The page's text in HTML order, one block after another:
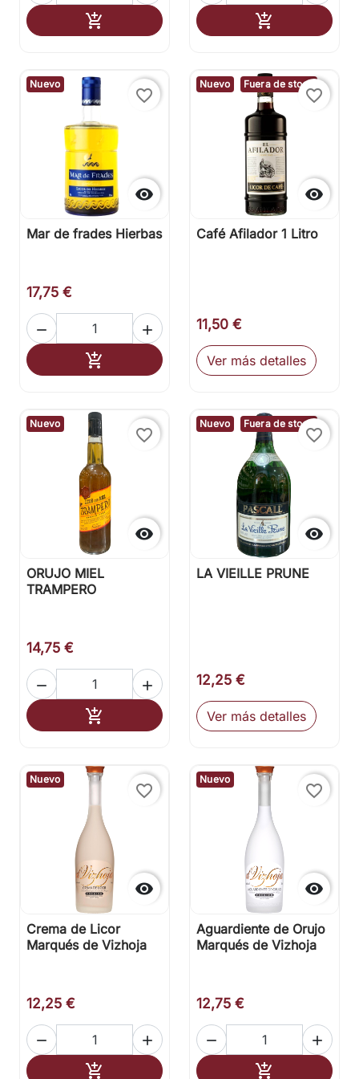
 Añadir al carrito  Añadir al
Nuevo

favorite_border
Mar de frades Hierbas
17,75 €
 
 Añadir al carrito
Nuevo Fuera de stock

favorite_border
Café Afilador 1 Litro
11,50 €
Ver más detalles
Nuevo

favorite_border
ORUJO MIEL
TRAMPERO
14,75 €
 
 Añadir al carrito
Nuevo Fuera de stock

favorite_border
LA VIEILLE PRUNE
12,25 €
Ver más detalles
Nuevo

favorite_border
Crema de Licor
Marqués de Vizhoja
12,25 €
 
 Añadir al carrito
Nuevo

favorite_border
Aguardiente de Orujo
Marqués de Vizhoja
12,75 €
 
 Añadir al